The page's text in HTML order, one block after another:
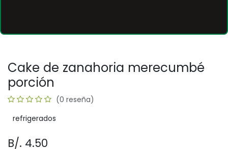
Cake de zanahoria merecumbé
porción
(0 reseña)
refrigerados
B/. 4.50